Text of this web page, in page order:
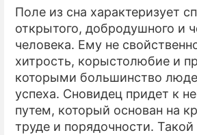
Поле из сна характеризует
открытого, добродушного и
человека. Ему не
хитрость, корыстолюбие и
которыми большинство
успеха. Сновидец придет к
путем, который основан на
труде и порядочности. Такой